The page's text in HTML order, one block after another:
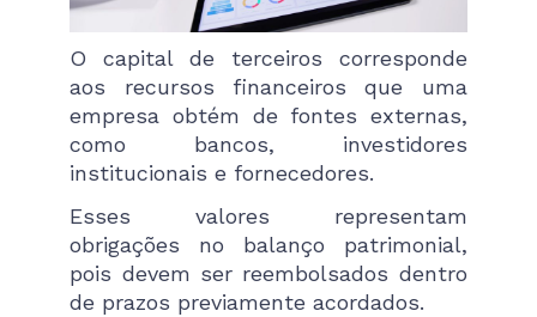
O capital de terceiros corresponde
aos recursos financeiros que uma
empresa obtém de fontes externas,
como bancos, investidores
institucionais e fornecedores.
Esses valores representam
obrigações no balanço patrimonial,
pois devem ser reembolsados dentro
de prazos previamente acordados.